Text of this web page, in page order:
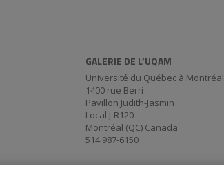
GALERIE DE L’UQAM
Université du Québec à Montréal
1400 rue Berri
Pavillon Judith-Jasmin
Local J-R120
Montréal (QC) Canada
514 987-6150